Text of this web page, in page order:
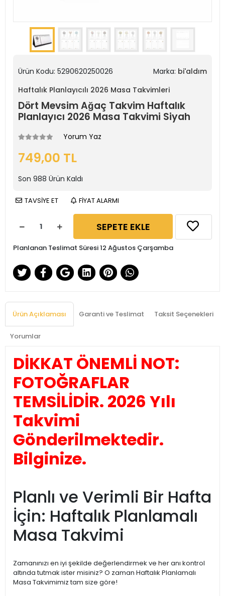
Ürün Kodu: 5290620250026 Marka: bi'aldım
Haftalık Planlayıcılı 2026 Masa Takvimleri
Dört Mevsim Ağaç Takvim Haftalık
Planlayıcı 2026 Masa Takvimi Siyah
Yorum Yaz
749,00 TL
Son 988 Ürün Kaldı
TAVSİYE ET FİYAT ALARMI
SEPETE EKLE
Planlanan Teslimat Süresi 12 Ağustos Çarşamba
Ürün Açıklaması Garanti ve Teslimat Taksit Seçenekleri
Yorumlar
DİKKAT ÖNEMLİ NOT:
FOTOĞRAFLAR
TEMSİLİDİR. 2026 Yılı
Takvimi
Gönderilmektedir.
Bilginize.
Planlı ve Verimli Bir Hafta
İçin: Haftalık Planlamalı
Masa Takvimi
Zamanınızı en iyi şekilde değerlendirmek ve her anı kontrol
altında tutmak ister misiniz? O zaman Haftalık Planlamalı
Masa Takvimimiz tam size göre!